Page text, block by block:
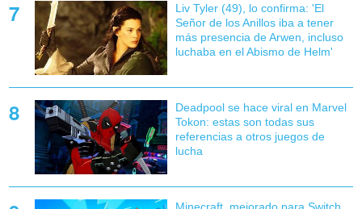
Liv Tyler (49), lo confirma: 'El
Señor de los Anillos iba a tener
más presencia de Arwen, incluso
luchaba en el Abismo de Helm'
Deadpool se hace viral en Marvel
Tokon: estas son todas sus
referencias a otros juegos de
lucha